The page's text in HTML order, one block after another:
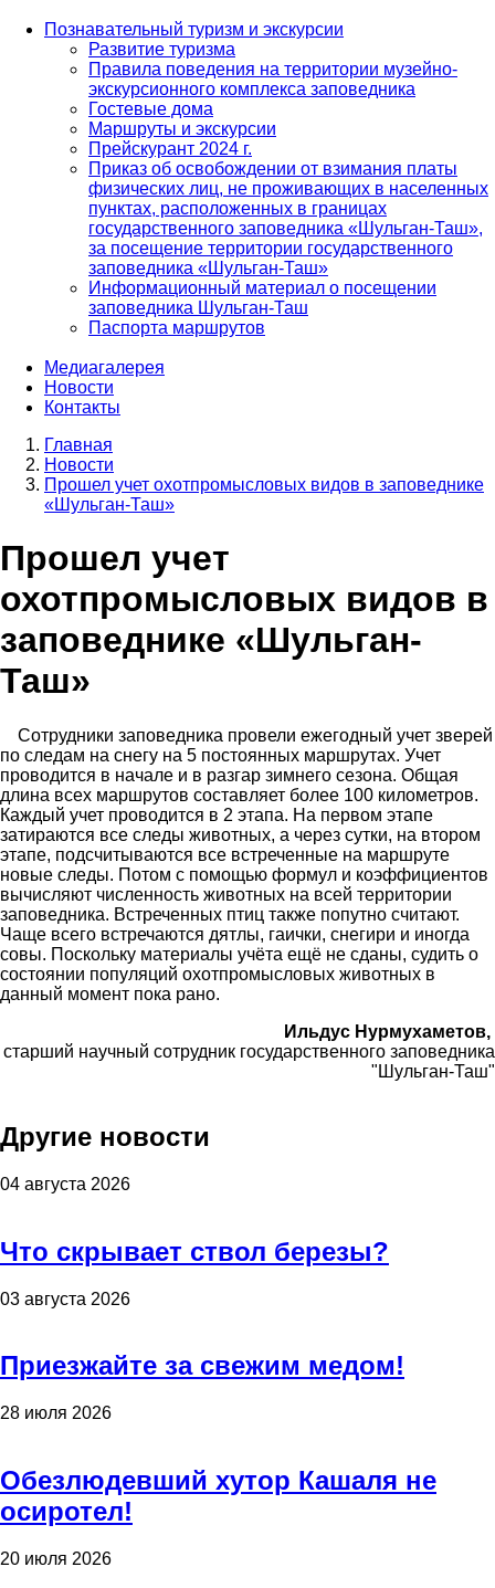
Познавательный туризм и экскурсии
Развитие туризма
Правила поведения на территории музейно-
экскурсионного комплекса заповедника
Гостевые дома
Маршруты и экскурсии
Прейскурант 2024 г.
Приказ об освобождении от взимания платы
физических лиц, не проживающих в населенных
пунктах, расположенных в границах
государственного заповедника «Шульган-Таш»,
за посещение территории государственного
заповедника «Шульган-Таш»
Информационный материал о посещении
заповедника Шульган-Таш
Паспорта маршрутов
Медиагалерея
Новости
Контакты
Строка
навигации
Главная
Новости
Прошел учет охотпромысловых видов в заповеднике
«Шульган-Таш»
Прошел учет
охотпромысловых видов в
заповеднике «Шульган-
Таш»
Сотрудники заповедника провели ежегодный учет зверей
по следам на снегу на 5 постоянных маршрутах. Учет
проводится в начале и в разгар зимнего сезона. Общая
длина всех маршрутов составляет более 100 километров.
Каждый учет проводится в 2 этапа. На первом этапе
затираются все следы животных, а через сутки, на втором
этапе, подсчитываются все встреченные на маршруте
новые следы. Потом с помощью формул и коэффициентов
вычисляют численность животных на всей территории
заповедника. Встреченных птиц также попутно считают.
Чаще всего встречаются дятлы, гаички, снегири и иногда
совы. Поскольку материалы учёта ещё не сданы, судить о
состоянии популяций охотпромысловых животных в
данный момент пока рано.
Ильдус Нурмухаметов,
старший научный сотрудник государственного заповедника
"Шульган-Таш"
Другие новости
04 августа 2026
Что скрывает ствол березы?
03 августа 2026
Приезжайте за свежим медом!
28 июля 2026
Обезлюдевший хутор Кашаля не
осиротел!
20 июля 2026